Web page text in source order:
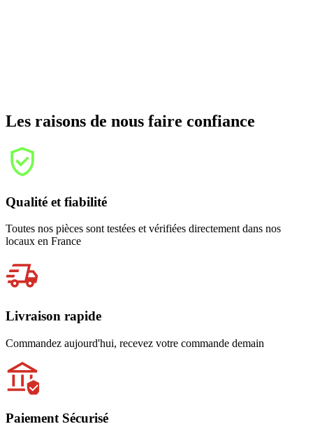
Les raisons de nous faire confiance
Qualité et fiabilité
Toutes nos pièces sont testées et vérifiées directement dans nos
locaux en France
Livraison rapide
Commandez aujourd'hui, recevez votre commande demain
Paiement Sécurisé